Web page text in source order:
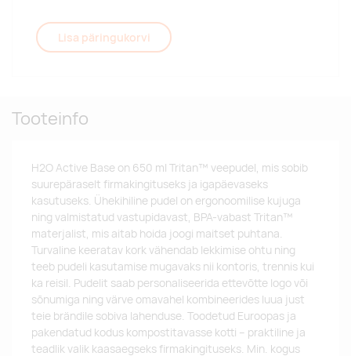
Lisa päringukorvi
Tooteinfo
H2O Active Base on 650 ml Tritan™ veepudel, mis sobib
suurepäraselt firmakingituseks ja igapäevaseks
kasutuseks. Ühekihiline pudel on ergonoomilise kujuga
ning valmistatud vastupidavast, BPA-vabast Tritan™
materjalist, mis aitab hoida joogi maitset puhtana.
Turvaline keeratav kork vähendab lekkimise ohtu ning
teeb pudeli kasutamise mugavaks nii kontoris, trennis kui
ka reisil. Pudelit saab personaliseerida ettevõtte logo või
sõnumiga ning värve omavahel kombineerides luua just
teie brändile sobiva lahenduse. Toodetud Euroopas ja
pakendatud kodus kompostitavasse kotti – praktiline ja
teadlik valik kaasaegseks firmakingituseks. Min. kogus